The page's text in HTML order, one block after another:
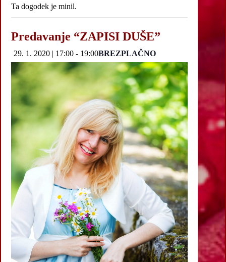
Ta dogodek je minil.
Predavanje “ZAPISI DUŠE”
29. 1. 2020 | 17:00 - 19:00BREZPLAČNO